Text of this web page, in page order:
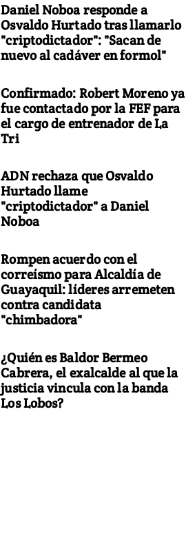
Daniel Noboa responde a
Osvaldo Hurtado tras llamarlo
"criptodictador": "Sacan de
nuevo al cadáver en formol"
Confirmado: Robert Moreno ya
fue contactado por la FEF para
el cargo de entrenador de La
Tri
ADN rechaza que Osvaldo
Hurtado llame
"criptodictador" a Daniel
Noboa
Rompen acuerdo con el
correísmo para Alcaldía de
Guayaquil: líderes arremeten
contra candidata
"chimbadora"
¿Quién es Baldor Bermeo
Cabrera, el exalcalde al que la
justicia vincula con la banda
Los Lobos?